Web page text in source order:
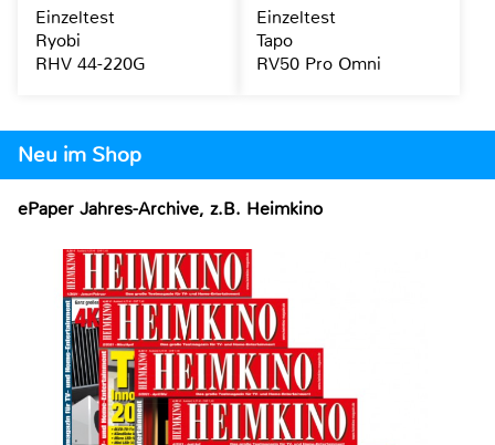
Neu im Shop
ePaper Jahres-Archive, z.B. Heimkino
Einzeltest
Ryobi
RHV 44-220G
Einzeltest
Tapo
RV50 Pro Omni